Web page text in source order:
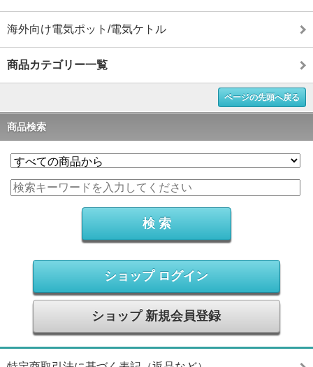
海外向け電気ポット/電気ケトル
商品カテゴリー一覧
ページの先頭へ戻る
商品検索
ショップ ログイン
ショップ 新規会員登録